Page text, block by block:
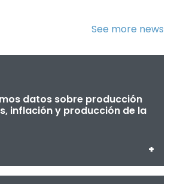
See more news
datos sobre producción
inflación y producción de la
+